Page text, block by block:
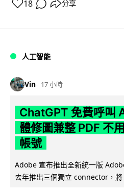
18 分享
人工智能
Vin 17 小時
ChatGPT 免費呼叫
體修圖兼整 PDF 不
帳號
Adobe 宣布推出全新統一版
去年推出三個獨立 connector，